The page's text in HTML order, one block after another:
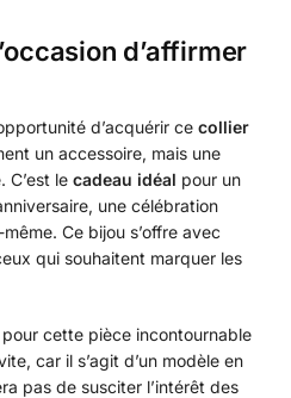
d’affirmer
d’acquérir ce collier
un accessoire, mais une
le cadeau idéal pour un
une célébration
Ce bijou s’offre avec
qui souhaitent marquer les
cette pièce incontournable
car il s’agit d’un modèle en
pas de susciter l’intérêt des